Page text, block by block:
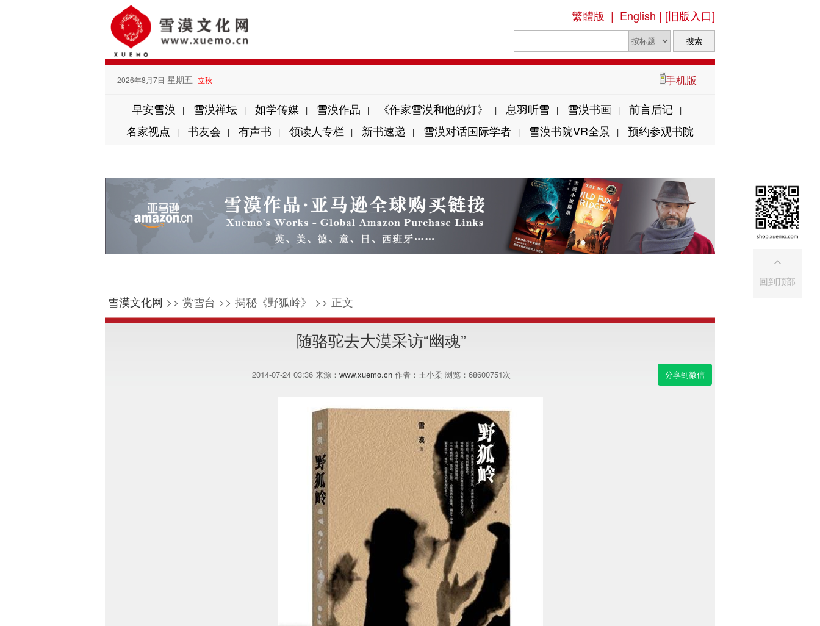
繁體版 | English | [旧版入口]
2026年8月7日 星期五 立秋 手机版
早安雪漠 | 雪漠禅坛 | 如学传媒 | 雪漠作品 | 《作家雪漠和他的灯》 | 息羽听雪 | 雪漠书画 | 前言后记 |
名家视点 | 书友会 | 有声书 | 领读人专栏 | 新书速递 | 雪漠对话国际学者 | 雪漠书院VR全景 | 预约参观书院
雪漠文化网 >> 赏雪台 >> 揭秘《野狐岭》 >> 正文
随骆驼去大漠采访“幽魂”
2014-07-24 03:36 来源： www.xuemo.cn 作者：王小柔 浏览： 68600751次 分享到微信
回到顶部